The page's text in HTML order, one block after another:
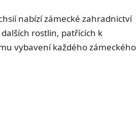
nabízí zámecké zahradnictví
rostlin, patřících k
vybavení každého zámeckého